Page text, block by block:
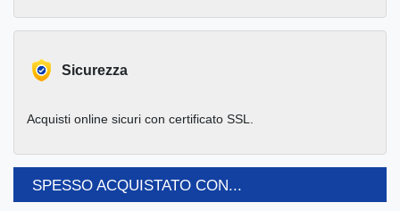
Sicurezza
Acquisti online sicuri con certificato SSL.
SPESSO ACQUISTATO CON...